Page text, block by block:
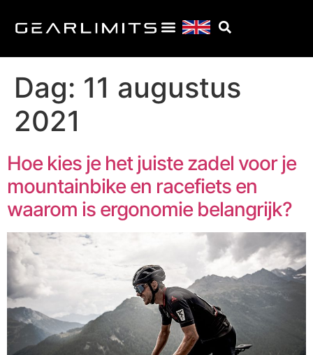
Dag: 11 augustus
2021
Hoe kies je het juiste zadel voor je
mountainbike en racefiets en
waarom is ergonomie belangrijk?